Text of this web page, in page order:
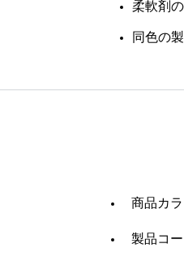
柔軟剤
同色の
商品カ
製品コ